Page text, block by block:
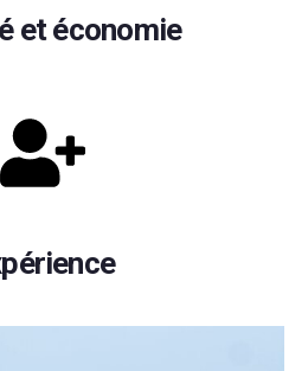
et économie